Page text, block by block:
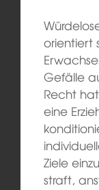
orientiert
Gefälle
Recht
eine
Ziele
straft,